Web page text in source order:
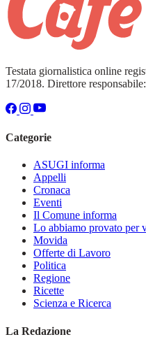
Testata giornalistica online
17/2018. Direttore
Categorie
ASUGI informa
Appelli
Cronaca
Eventi
Il Comune informa
Lo abbiamo provato per
Movida
Offerte di Lavoro
Politica
Regione
Ricette
Scienza e Ricerca
La Redazione